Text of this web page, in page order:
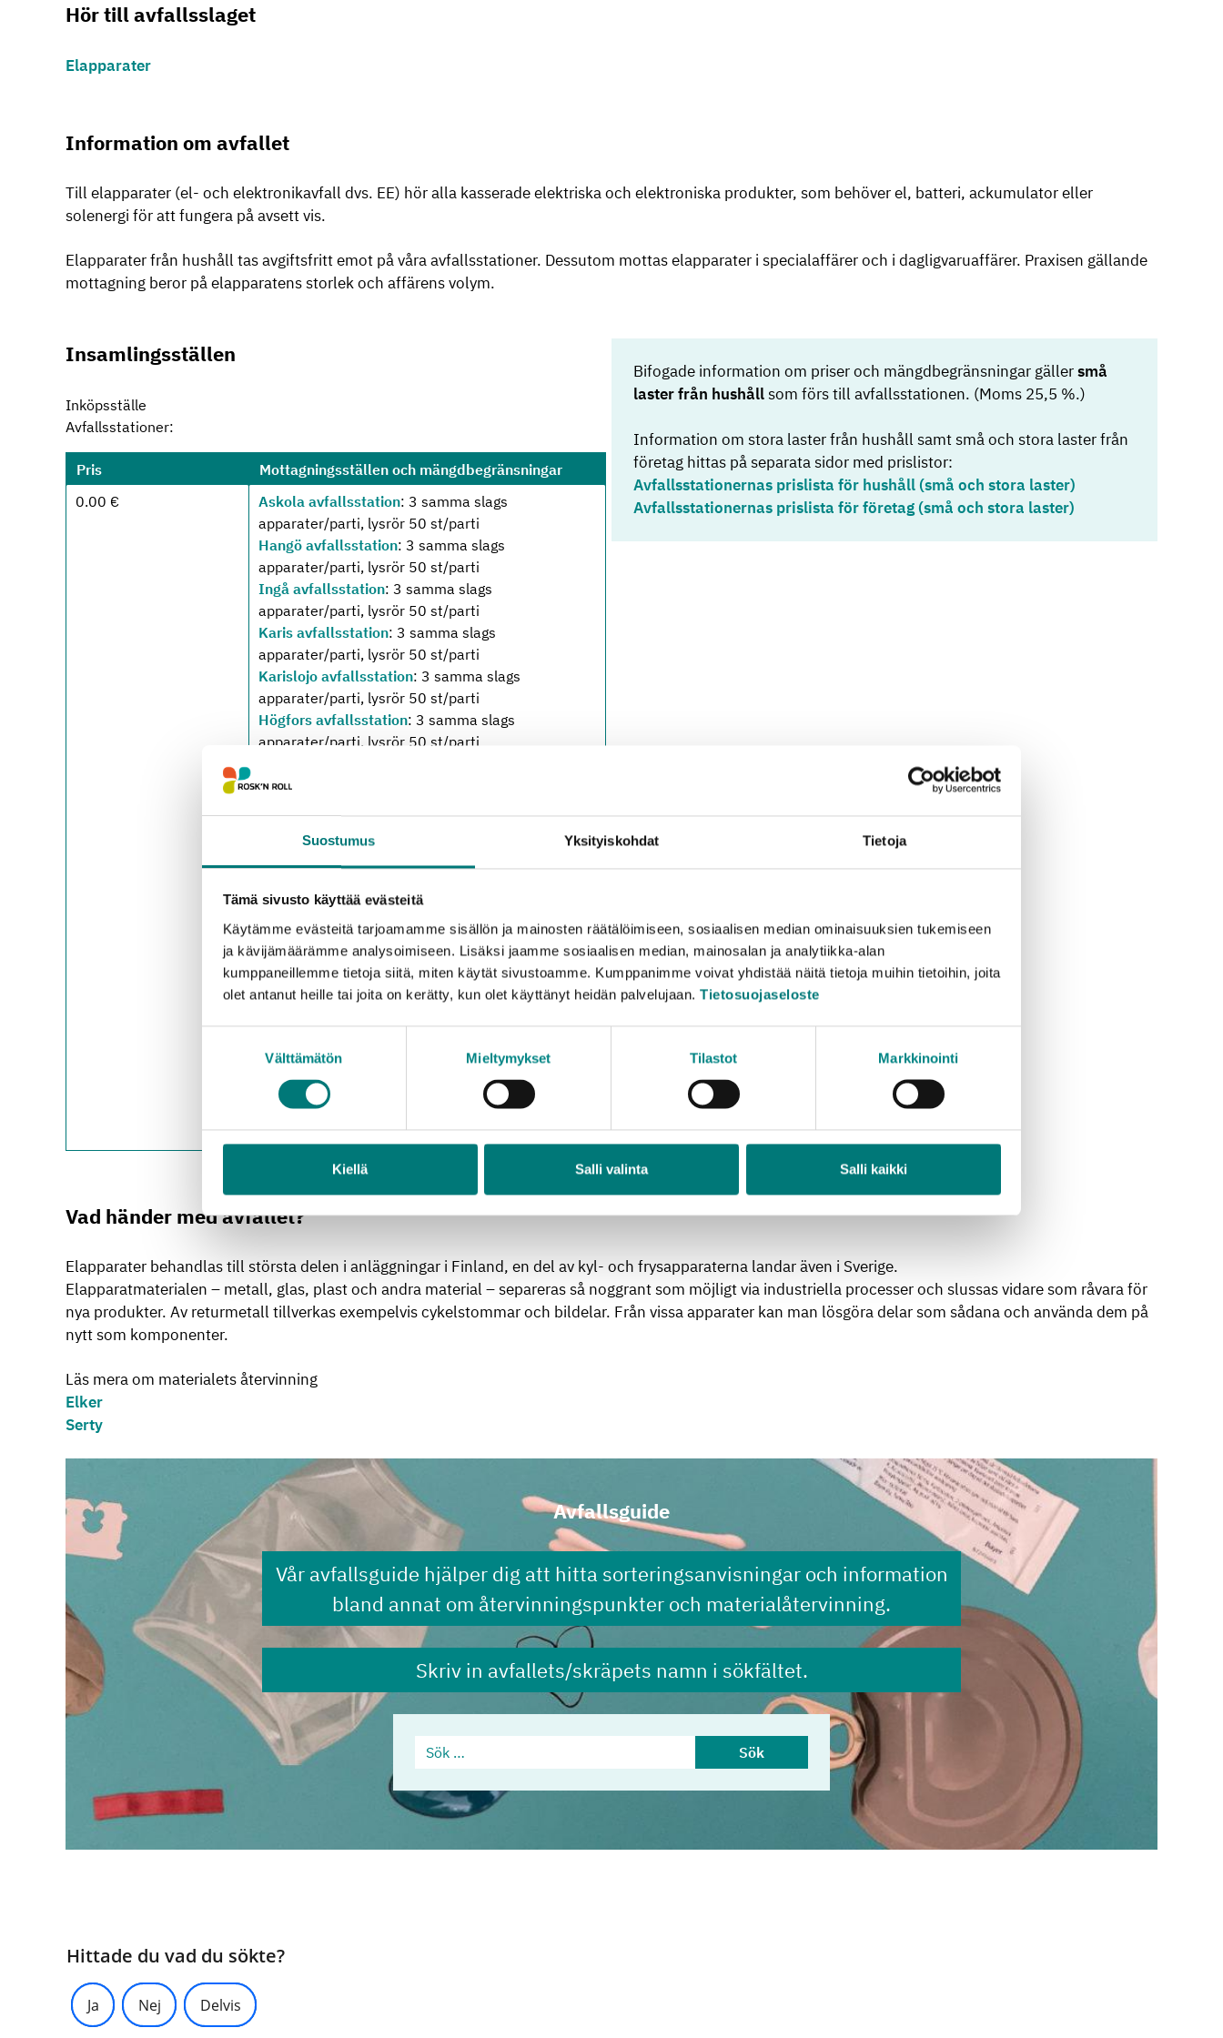
Suostumus Yksityiskohdat Tietoja
Tämä sivusto käyttää evästeitä
Käytämme evästeitä tarjoamamme sisällön ja mainosten räätälöimiseen, sosiaalisen median ominaisuuksien tukemiseen
ja kävijämäärämme analysoimiseen. Lisäksi jaamme sosiaalisen median, mainosalan ja analytiikka-alan
kumppaneillemme tietoja siitä, miten käytät sivustoamme. Kumppanimme voivat yhdistää näitä tietoja muihin tietoihin, joita
olet antanut heille tai joita on kerätty, kun olet käyttänyt heidän palvelujaan. Tietosuojaseloste
Välttämätön Mieltymykset Tilastot Markkinointi
Kiellä Salli valinta Salli kaikki
Hör till avfallsslaget
Elapparater
Information om avfallet
Till elapparater (el- och elektronikavfall dvs. EE) hör alla kasserade elektriska och elektroniska produkter, som behöver el, batteri, ackumulator eller
solenergi för att fungera på avsett vis.
Elapparater från hushåll tas avgiftsfritt emot på våra avfallsstationer. Dessutom mottas elapparater i specialaffärer och i dagligvaruaffärer. Praxisen gällande
mottagning beror på elapparatens storlek och affärens volym.
Insamlingsställen
Inköpsställe
Avfallsstationer:
Pris
0.00 €
Mottagningsställen och mängdbegränsningar
Askola avfallsstation: 3 samma slags
apparater/parti, lysrör 50 st/parti
Hangö avfallsstation: 3 samma slags
apparater/parti, lysrör 50 st/parti
Ingå avfallsstation: 3 samma slags
apparater/parti, lysrör 50 st/parti
Karis avfallsstation: 3 samma slags
apparater/parti, lysrör 50 st/parti
Karislojo avfallsstation: 3 samma slags
apparater/parti, lysrör 50 st/parti
Högfors avfallsstation: 3 samma slags
apparater/parti, lysrör 50 st/parti
apparater/parti, lysrör 50 st/parti
Borgnäs avfallsstation
apparater/parti, lysrör 50 st/parti
Borgå avfallscentral: 3 samma slags
Pusula avfallsstation: 3 samma slags
apparater/parti, lysrör 50 st/parti
Strömfors avfallsstation: 3 samma slags
apparater/parti, lysrör 50 st/parti
Sibbo avfallsstation: 3 samma slags
Ekenäs avfallsstation
: 3 samma apparater/parti,
lysrör 50 st/parti
Vichtis avfallsstation
: 3 samma slags
apparater/parti lysrör 50 st/parti
Bifogade information om priser och mängdbegränsningar gällersmå
laster från hushållsom förs till avfallsstationen. (Moms 25,5 %.)
Information om stora laster från hushåll samt små och stora laster från
företag hittas på separata sidor med prislistor:
Avfallsstationernas prislista för hushåll (små och stora laster)
Avfallsstationernas prislista för företag (små och stora laster)
Vad händer med avfallet?
Elapparater behandlas till största delen i anläggningar i Finland, en del av kyl- och frysapparaterna landar även i Sverige.
Elapparatmaterialen – metall, glas, plast och andra material – separeras så noggrant som möjligt via industriella processer och slussas vidare som råvara för
nya produkter. Av returmetall tillverkas exempelvis cykelstommar och bildelar. Från vissa apparater kan man lösgöra delar som sådana och använda dem på
nytt som komponenter.
Läs mera om materialets återvinning
Elker
Serty
Avfallsguide
Vår avfallsguide hjälper dig att hitta sorteringsanvisningar och information
bland annat om återvinningspunkter och materialåtervinning.
Skriv in avfallets/skräpets namn i sökfältet.
Sök … Sök
Hittade du vad du sökte?
Ja Nej Delvis